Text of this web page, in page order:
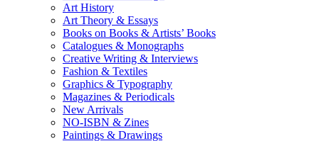
Art History
Art Theory & Essays
Books on Books & Artists’ Books
Catalogues & Monographs
Creative Writing & Interviews
Fashion & Textiles
Graphics & Typography
Magazines & Periodicals
New Arrivals
NO-ISBN & Zines
Paintings & Drawings